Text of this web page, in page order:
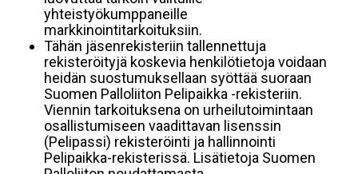
yhteistyökumppaneille
markkinointitarkoituksiin.
Tähän jäsenrekisteriin tallennettuja
rekisteröityjä koskevia henkilötietoja voidaan
heidän suostumuksellaan syöttää suoraan
Suomen Palloliiton Pelipaikka -rekisteriin.
Viennin tarkoituksena on urheilutoimintaan
osallistumiseen vaadittavan lisenssin
(Pelipassi) rekisteröinti ja hallinnointi
Pelipaikka-rekisterissä. Lisätietoja Suomen